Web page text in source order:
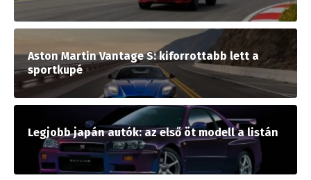
Aston Martin Vantage S: kiforrottabb lett a
sportkupé
Legjobb japán autók: az első öt modell a listán